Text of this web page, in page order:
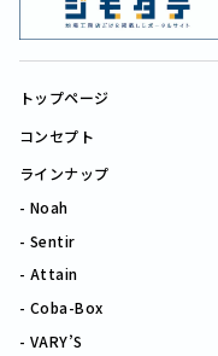
トップページ
コンセプト
ラインナップ
Noah
Sentir
Attain
Coba-Box
VARY’S